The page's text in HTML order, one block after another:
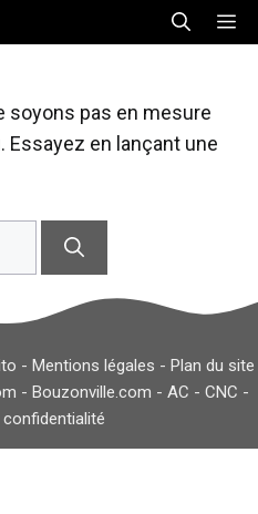
soyons pas en mesure
en lançant une
- Mentions légales - Plan du site
- Bouzonville.com - AC - CNC -